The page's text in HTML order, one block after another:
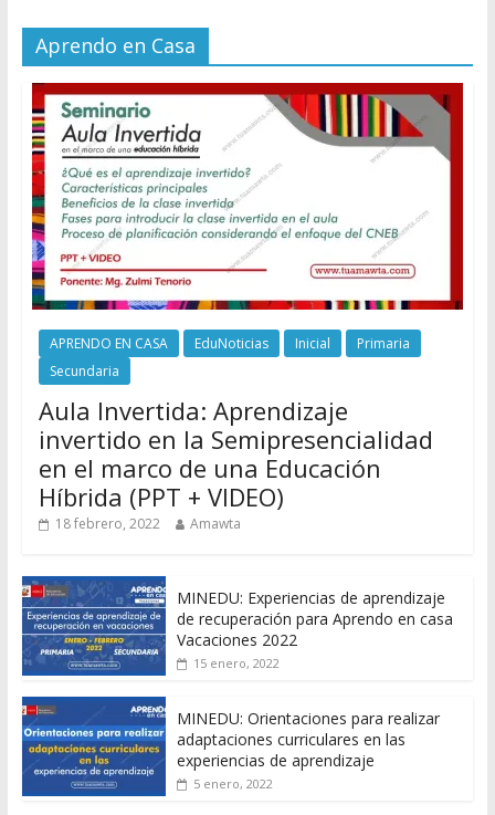
Aprendo en Casa
APRENDO EN CASA EduNoticias Inicial
Primaria
Secundaria
Aula Invertida: Aprendizaje
invertido en la Semipresencialidad
en el marco de una Educación
Híbrida (PPT + VIDEO)
18 febrero, 2022 Amawta
MINEDU: Experiencias de aprendizaje
de recuperación para Aprendo en casa
Vacaciones 2022
15 enero, 2022
MINEDU: Orientaciones para realizar
adaptaciones curriculares en las
experiencias de aprendizaje
5 enero, 2022